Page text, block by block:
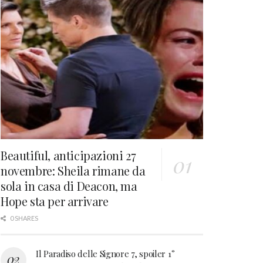
Beautiful, anticipazioni 27
novembre: Sheila rimane da
sola in casa di Deacon, ma
Hope sta per arrivare
0 SHARES
Il Paradiso delle Signore 7, spoiler 1°